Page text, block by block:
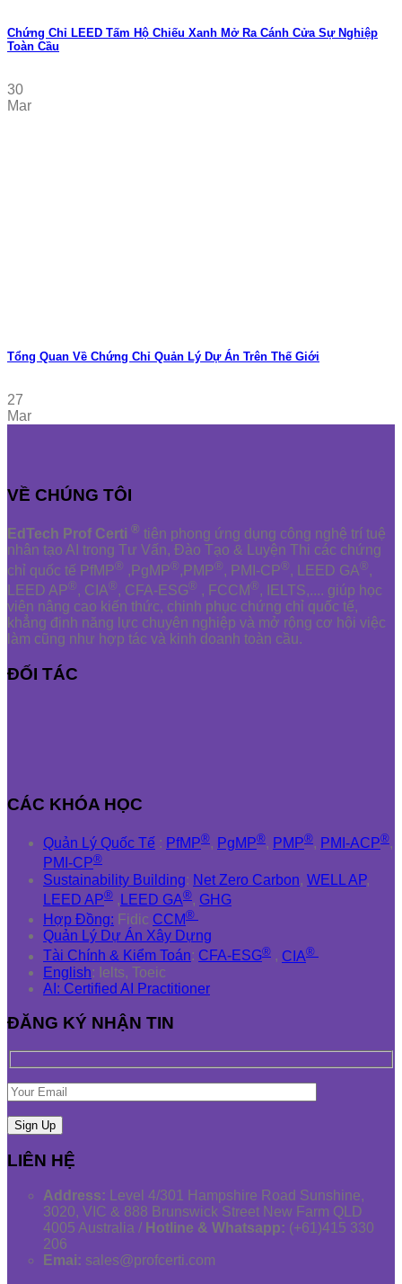
Chứng Chỉ LEED Tấm Hộ Chiếu Xanh Mở Ra Cánh Cửa Sự Nghiệp
Toàn Cầu
30
Mar
Tổng Quan Về Chứng Chỉ Quản Lý Dự Án Trên Thế Giới
27
Mar
VỀ CHÚNG TÔI
EdTech Prof Certi ® tiên phong ứng dụng công nghệ trí tuệ
nhân tạo AI trong Tư Vấn, Đào Tạo & Luyện Thi các chứng
chỉ quốc tế PfMP® ,PgMP®,PMP®, PMI-CP®, LEED GA®,
LEED AP®, CIA®, CFA-ESG® , FCCM®, IELTS,.... giúp học
viên nâng cao kiến thức, chinh phục chứng chỉ quốc tế,
khẳng định năng lực chuyên nghiệp và mở rộng cơ hội việc
làm cũng như hợp tác và kinh doanh toàn cầu.
ĐỐI TÁC
CÁC KHÓA HỌC
Quản Lý Quốc Tế : PfMP®, PgMP®, PMP®, PMI-ACP®,
PMI-CP®
Sustainability Building: Net Zero Carbon, WELL AP,
LEED AP® , LEED GA®, GHG
Hợp Đồng: Fidic CCM®
Quản Lý Dự Án Xây Dựng
Tài Chính & Kiểm Toán: CFA-ESG® , CIA®
English: Ielts, Toeic
AI: Certified AI Practitioner
ĐĂNG KÝ NHẬN TIN
LIÊN HỆ
Address: Level 4/301 Hampshire Road Sunshine,
3020, VIC & 888 Brunswick Street New Farm QLD
4005 Australia / Hotline & Whatsapp: (+61)415 330
206
Emai: sales@profcerti.com